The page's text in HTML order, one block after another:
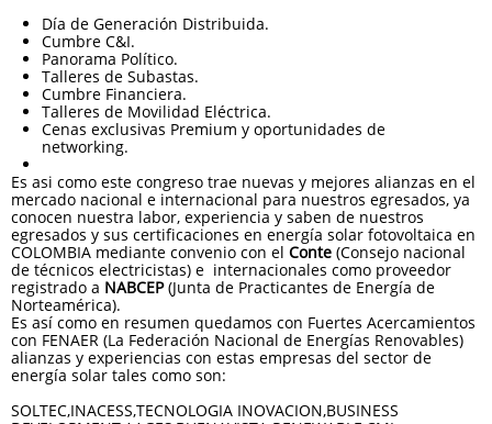
Día de Generación Distribuida.
Cumbre C&I.
Panorama Político.
Talleres de Subastas.
Cumbre Financiera.
Talleres de Movilidad Eléctrica.
Cenas exclusivas Premium y oportunidades de
networking.
Es asi como este congreso trae nuevas y mejores alianzas en el
mercado nacional e internacional para nuestros egresados, ya
conocen nuestra labor, experiencia y saben de nuestros
egresados y sus certificaciones en energía solar fotovoltaica en
COLOMBIA mediante convenio con el Conte (Consejo nacional
de técnicos electricistas) e internacionales como proveedor
registrado a NABCEP(Junta de Practicantes de Energía de
Norteamérica).
Es así como en resumen quedamos con Fuertes Acercamientos
con FENAER (La Federación Nacional de Energías Renovables)
alianzas y experiencias con estas empresas del sector de
energía solar tales como son:
SOLTEC,INACESS,TECNOLOGIA INOVACION,BUSINESS